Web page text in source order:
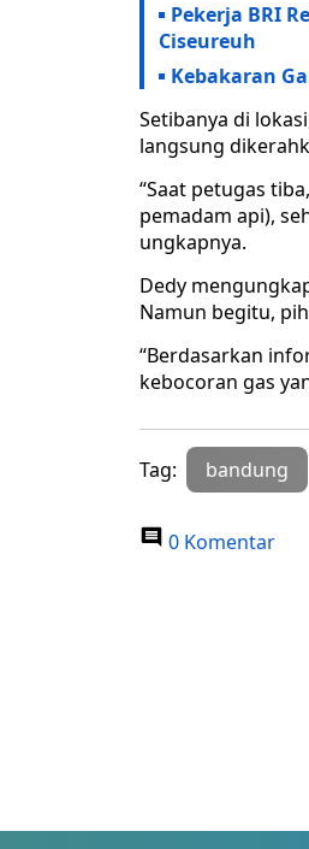
Pekerja BRI
Ciseureuh
Kebakaran
Setibanya di
langsung
“Saat petugas
pemadam api),
ungkapnya.
Dedy
Namun begitu,
“Berdasarkan
kebocoran gas
Tag: bandung
0 Komentar